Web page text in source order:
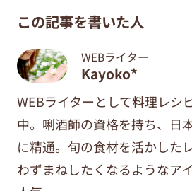
この記事を書いた人
WEBライター
Kayoko*
WEBライターとして料理レシ
中。唎酒師の資格を持ち、日
に精通。旬の食材を活かした
わずまねしたくなるようなア